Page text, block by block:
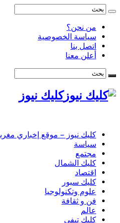
من نحن؟
سياسة الخصوصية
اتصل بنا
أعلن معنا
كليك نيوز
كليك نيوز – موقع إخباري
سياسة
مجتمع
كليك الشمال
اقتصاد
كليك سبور
علوم وتكنولوجيا
فن و ثقافة
عالم
كليك تيفي